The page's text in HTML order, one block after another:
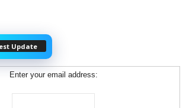
Update
Enter your email address: